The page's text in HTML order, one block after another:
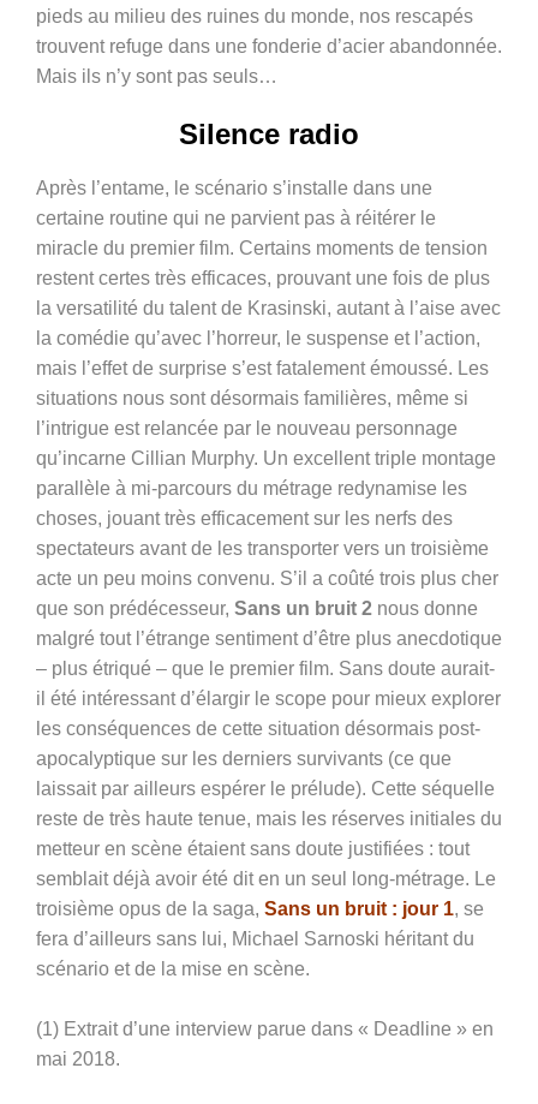
pieds au milieu des ruines du monde, nos rescapés
trouvent refuge dans une fonderie d’acier abandonnée.
Mais ils n’y sont pas seuls…
Silence radio
Après l’entame, le scénario s’installe dans une
certaine routine qui ne parvient pas à réitérer le
miracle du premier film. Certains moments de tension
restent certes très efficaces, prouvant une fois de plus
la versatilité du talent de Krasinski, autant à l’aise avec
la comédie qu’avec l’horreur, le suspense et l’action,
mais l’effet de surprise s’est fatalement émoussé. Les
situations nous sont désormais familières, même si
l’intrigue est relancée par le nouveau personnage
qu’incarne Cillian Murphy. Un excellent triple montage
parallèle à mi-parcours du métrage redynamise les
choses, jouant très efficacement sur les nerfs des
spectateurs avant de les transporter vers un troisième
acte un peu moins convenu. S’il a coûté trois plus cher
que son prédécesseur, Sans un bruit 2 nous donne
malgré tout l’étrange sentiment d’être plus anecdotique
– plus étriqué – que le premier film. Sans doute aurait-
il été intéressant d’élargir le scope pour mieux explorer
les conséquences de cette situation désormais post-
apocalyptique sur les derniers survivants (ce que
laissait par ailleurs espérer le prélude). Cette séquelle
reste de très haute tenue, mais les réserves initiales du
metteur en scène étaient sans doute justifiées : tout
semblait déjà avoir été dit en un seul long-métrage. Le
troisième opus de la saga, Sans un bruit : jour 1, se
fera d’ailleurs sans lui, Michael Sarnoski héritant du
scénario et de la mise en scène.
(1) Extrait d’une interview parue dans « Deadline » en
mai 2018.